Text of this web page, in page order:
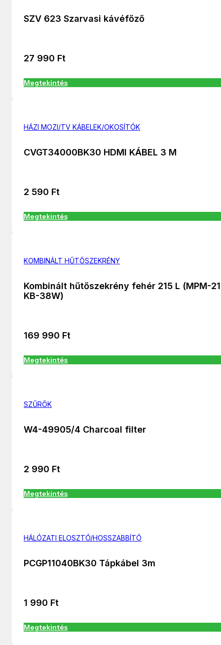
SZV 623 Szarvasi kávéfőző
27 990 Ft
Megtekintés
HÁZI MOZI/TV KÁBELEK/OKOSÍTÓK
CVGT34000BK30 HDMI KÁBEL 3 M
2 590 Ft
Megtekintés
KOMBINÁLT HŰTŐSZEKRÉNY
Kombinált hűtőszekrény fehér 215 L (MPM-
KB-38W)
169 990 Ft
Megtekintés
SZŰRŐK
W4-49905/4 Charcoal filter
2 990 Ft
Megtekintés
HÁLÓZATI ELOSZTÓ/HOSSZABBÍTÓ
PCGP11040BK30 Tápkábel 3m
1 990 Ft
Megtekintés